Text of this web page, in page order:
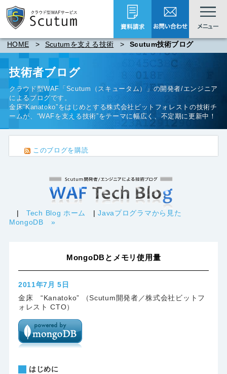
HOME > Scutumを支える技術 >Scutum技術ブログ
技術者ブログ
クラウド型WAF「Scutum（スキュータム）」の開発者/エンジニア
によるブログです。
金床“Kanatoko”をはじめとする株式会社ビットフォレストの技術チ
ームが、“WAFを支える技術”をテーマに幅広く、不定期に更新中！
このブログを購読
|Tech Blog ホーム |Javaプログラマから見た
MongoDB »
MongoDBとメモリ使用量
2011年7月 5日
金床 “Kanatoko” （Scutum開発者／株式会社ビットフ
ォレスト CTO）
はじめに